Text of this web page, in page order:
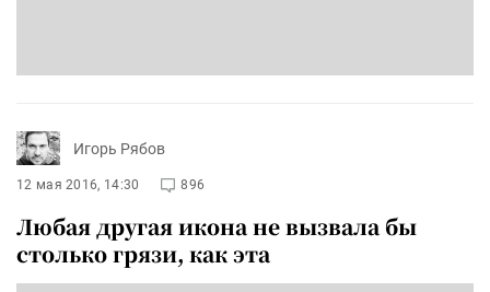
Игорь Рябов
12 мая 2016, 14:30 896
Любая другая икона не вызвала бы
столько грязи, как эта